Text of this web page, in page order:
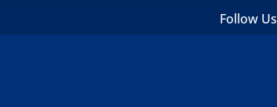
Follow Us